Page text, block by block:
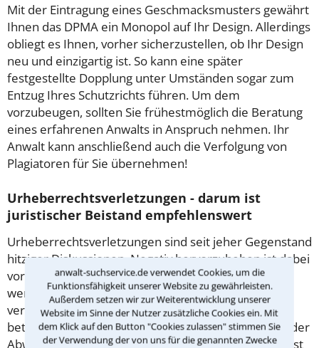
anwalt-suchservice.de verwendet Cookies, um die
Funktionsfähigkeit unserer Website zu gewährleisten.
Außerdem setzen wir zur Weiterentwicklung unserer
Website im Sinne der Nutzer zusätzliche Cookies ein. Mit
dem Klick auf den Button "Cookies zulassen" stimmen Sie
der Verwendung der von uns für die genannten Zwecke
Mit der Eintragung eines Geschmacksmusters gewährt
Ihnen das DPMA ein Monopol auf Ihr Design. Allerdings
obliegt es Ihnen, vorher sicherzustellen, ob Ihr Design
neu und einzigartig ist. So kann eine später
festgestellte Dopplung unter Umständen sogar zum
Entzug Ihres Schutzrichts führen. Um dem
vorzubeugen, sollten Sie frühestmöglich die Beratung
eines erfahrenen Anwalts in Anspruch nehmen. Ihr
Anwalt kann anschließend auch die Verfolgung von
Plagiatoren für Sie übernehmen!
Urheberrechtsverletzungen - darum ist
juristischer Beistand empfehlenswert
Urheberrechtsverletzungen sind seit jeher Gegenstand
hitziger Diskussionen. Negativ hervorzuheben ist dabei
vor allem die sogenannte Abhahnindustrie. Zu oft
werden dabei jedoch die Künstler & Schaffenden
vergessen, die unmittelbar von solchen Verstößen
betroffen sind. Ob Durchsetzung Ihrer Absprüche oder
Abwehr ungerechtfertigter Vorwürfe: In jedem Fall ist